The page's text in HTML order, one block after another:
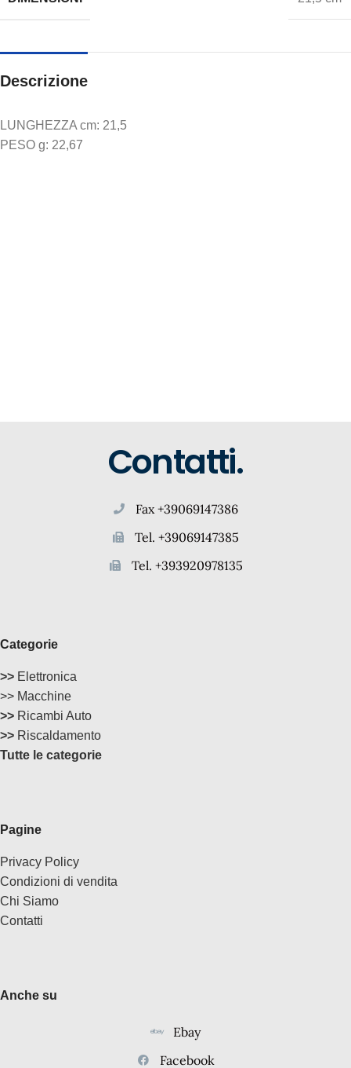
Descrizione
LUNGHEZZA cm: 21,5
PESO g: 22,67
Contatti.
Fax +39069147386
Tel. +39069147385
Tel. +393920978135
Categorie
>> Elettronica
>> Macchine
>> Ricambi Auto
>> Riscaldamento
Tutte le categorie
Pagine
Privacy Policy
Condizioni di vendita
Chi Siamo
Contatti
Anche su
Ebay
Facebook